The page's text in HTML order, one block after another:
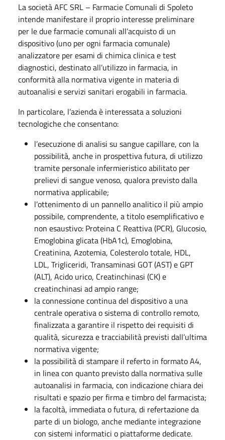
La società AFC SRL – Farmacie Comunali di Spoleto
intende manifestare il proprio interesse preliminare
per le due farmacie comunali all’acquisto di un
dispositivo (uno per ogni farmacia comunale)
analizzatore per esami di chimica clinica e test
diagnostici, destinato all’utilizzo in farmacia, in
conformità alla normativa vigente in materia di
autoanalisi e servizi sanitari erogabili in farmacia.
In particolare, l’azienda è interessata a soluzioni
tecnologiche che consentano:
l’esecuzione di analisi su sangue capillare, con la
possibilità, anche in prospettiva futura, di utilizzo
tramite personale infermieristico abilitato per
prelievi di sangue venoso, qualora previsto dalla
normativa applicabile;
l’ottenimento di un pannello analitico il più ampio
possibile, comprendente, a titolo esemplificativo e
non esaustivo: Proteina C Reattiva (PCR), Glucosio,
Emoglobina glicata (HbA1c), Emoglobina,
Creatinina, Azotemia, Colesterolo totale, HDL,
LDL, Trigliceridi, Transaminasi GOT (AST) e GPT
(ALT), Acido urico, Creatinchinasi (CK) e
creatinchinasi ad ampio range;
la connessione continua del dispositivo a una
centrale operativa o sistema di controllo remoto,
finalizzata a garantire il rispetto dei requisiti di
qualità, sicurezza e tracciabilità previsti dall’ultima
normativa vigente;
la possibilità di stampare il referto in formato A4,
in linea con quanto previsto dalla normativa sulle
autoanalisi in farmacia, con indicazione chiara dei
risultati e spazio per firma e timbro del farmacista;
la facoltà, immediata o futura, di refertazione da
parte di un biologo, anche mediante integrazione
con sistemi informatici o piattaforme dedicate.